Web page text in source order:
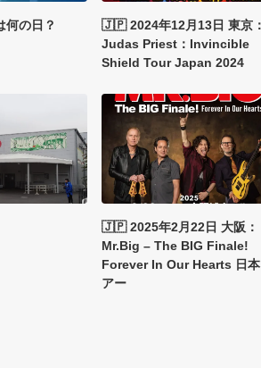
何の日？
🇯🇵 2024年12月13日 東京
Judas Priest：Invincible
Shield Tour Japan 2024
🇯🇵 2025年2月22日 大阪：
Mr.Big – The BIG Finale!
Forever In Our Hearts 日
アー